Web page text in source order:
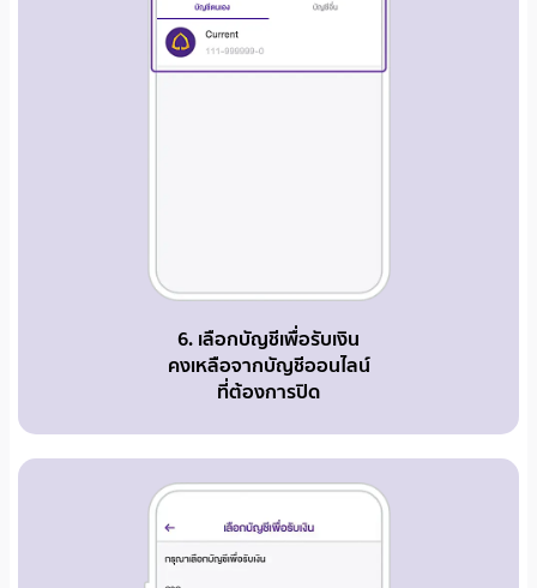
6. เลือกบัญชีเพื่อรับเงิน
คงเหลือจากบัญชีออนไลน์
ที่ต้องการปิด